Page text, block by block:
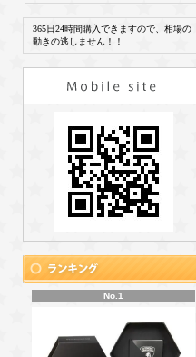
365日24時間購入できますので、相場の
動きの逃しません！！
No.1